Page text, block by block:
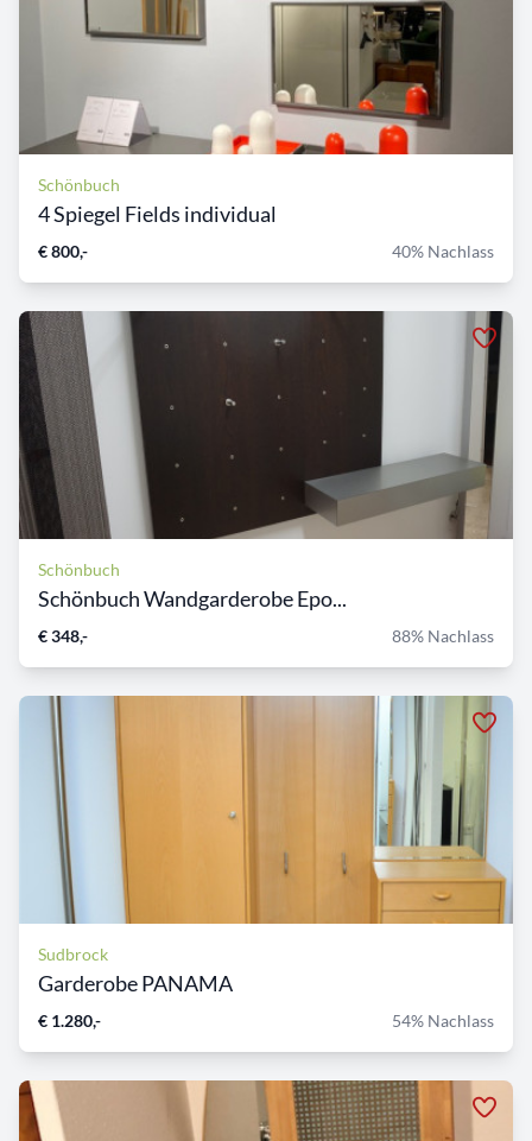
Schönbuch
4 Spiegel Fields individual
€ 800,- 40% Nachlass
Schönbuch
Schönbuch Wandgarderobe Epo...
€ 348,- 88% Nachlass
Sudbrock
Garderobe PANAMA
€ 1.280,- 54% Nachlass